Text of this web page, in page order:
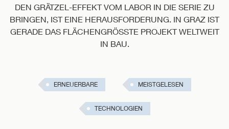
DEN GRÄTZEL-EFFEKT VOM LABOR IN DIE SERIE ZU
BRINGEN, IST EINE HERAUSFORDERUNG. IN GRAZ IST
GERADE DAS FLÄCHENGRÖSSTE PROJEKT WELTWEIT I
N BAU.
ERNEUERBARE MEISTGELESEN
TECHNOLOGIEN